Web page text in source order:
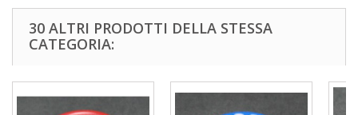
30 ALTRI PRODOTTI DELLA STESSA
CATEGORIA: